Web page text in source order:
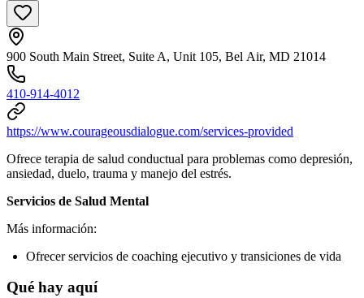
900 South Main Street, Suite A, Unit 105, Bel Air, MD 21014
410-914-4012
https://www.courageousdialogue.com/services-provided
Ofrece terapia de salud conductual para problemas como depresión,
ansiedad, duelo, trauma y manejo del estrés.
Servicios de Salud Mental
Más información:
Ofrecer servicios de coaching ejecutivo y transiciones de vida
Qué hay aquí